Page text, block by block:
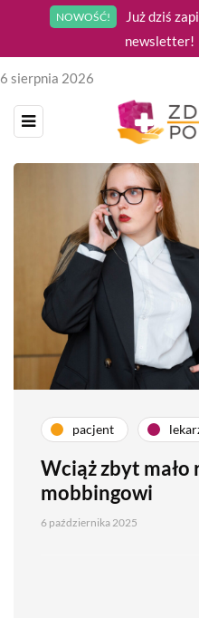
NOWOŚĆ!
Już dziś
newsletter!
6 sierpnia 2026
pacjent
Wciąż zbyt mało
mobbingowi
6 października 2025